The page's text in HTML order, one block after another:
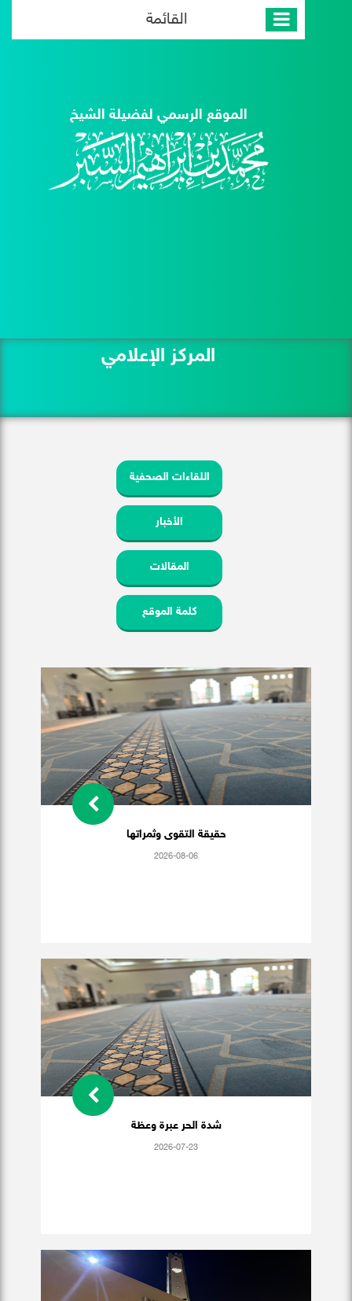
القائمة
الموقع الرسمي لفضيلة الشيخ
المركز الإعلامي
اللقاءات الصحفية
الأخبار
المقالات
كلمة الموقع
حقيقة التقوى وثمراتها
2026-08-06
شدة الحر عبرة وعظة
2026-07-23